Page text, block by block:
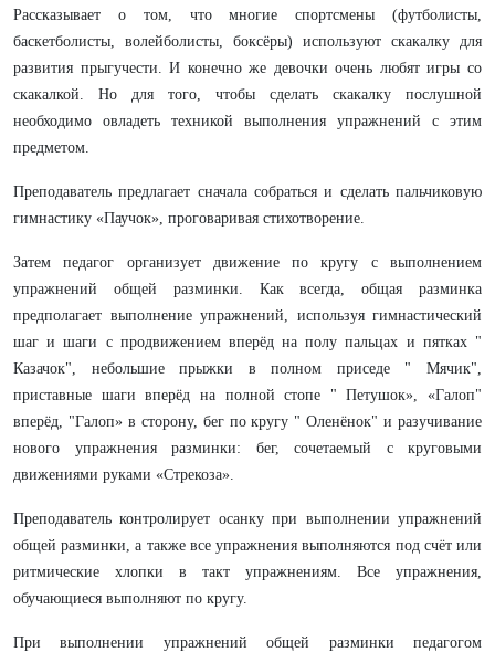
Рассказывает о том, что многие спортсмены (футболисты,
баскетболисты, волейболисты, боксёры) используют скакалку для
развития прыгучести. И конечно же девочки очень любят игры со
скакалкой. Но для того, чтобы сделать скакалку послушной
необходимо овладеть техникой выполнения упражнений с этим
предметом.
Преподаватель предлагает сначала собраться и сделать пальчиковую
гимнастику «Паучок», проговаривая стихотворение.
Затем педагог организует движение по кругу с выполнением
упражнений общей разминки. Как всегда, общая разминка
предполагает выполнение упражнений, используя гимнастический
шаг и шаги с продвижением вперёд на полу пальцах и пятках "
Казачок", небольшие прыжки в полном приседе " Мячик",
приставные шаги вперёд на полной стопе " Петушок», «Галоп"
вперёд, "Галоп» в сторону, бег по кругу " Оленёнок" и разучивание
нового упражнения разминки: бег, сочетаемый с круговыми
движениями руками «Стрекоза».
Преподаватель контролирует осанку при выполнении упражнений
общей разминки, а также все упражнения выполняются под счёт или
ритмические хлопки в такт упражнениям. Все упражнения,
обучающиеся выполняют по кругу.
При выполнении упражнений общей разминки педагогом